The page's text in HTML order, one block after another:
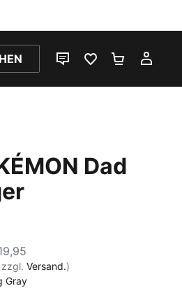
LIVE-CHATFAVORITEN 0
Dad
zzgl.Versand.)
Gray: